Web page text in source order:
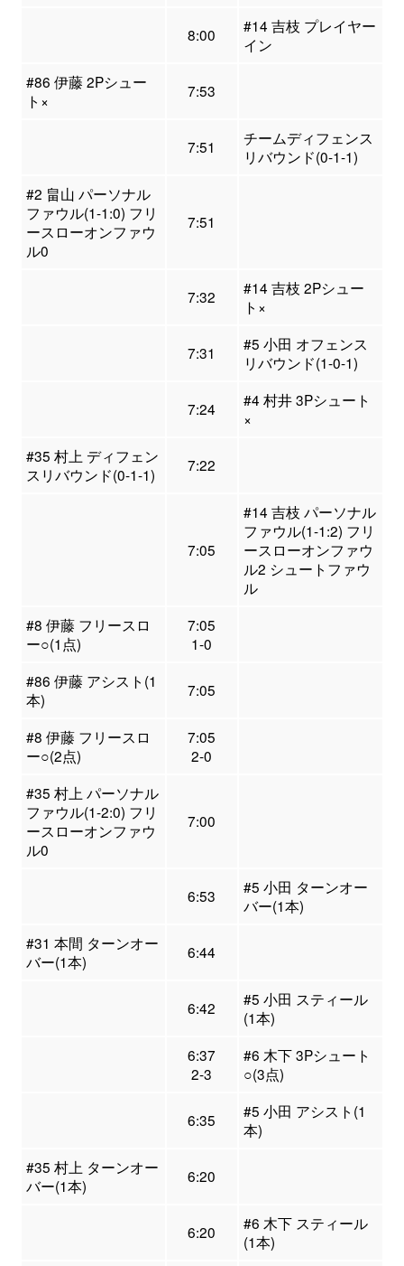
8:00
#14 吉枝 プレイヤー
イン
#86 伊藤 2Pシュー
ト×
7:53
7:51
チームディフェンス
リバウンド(0-1-1)
#2 畠山 パーソナル
ファウル(1-1:0) フリ
ースローオンファウ
ル0
7:51
7:32
#14 吉枝 2Pシュー
ト×
7:31
#5 小田 オフェンス
リバウンド(1-0-1)
7:24
#4 村井 3Pシュート
×
#35 村上 ディフェン
スリバウンド(0-1-1)
7:22
7:05
#14 吉枝 パーソナル
ファウル(1-1:2) フリ
ースローオンファウ
ル2 シュートファウ
ル
#8 伊藤 フリースロ
ー○(1点)
7:05
1-0
#86 伊藤 アシスト(1
本)
7:05
#8 伊藤 フリースロ
ー○(2点)
7:05
2-0
#35 村上 パーソナル
ファウル(1-2:0) フリ
ースローオンファウ
ル0
7:00
6:53
#5 小田 ターンオー
バー(1本)
#31 本間 ターンオー
バー(1本)
6:44
6:42
#5 小田 スティール
(1本)
6:37
2-3
#6 木下 3Pシュート
○(3点)
6:35
#5 小田 アシスト(1
本)
#35 村上 ターンオー
バー(1本)
6:20
6:20
#6 木下 スティール
(1本)